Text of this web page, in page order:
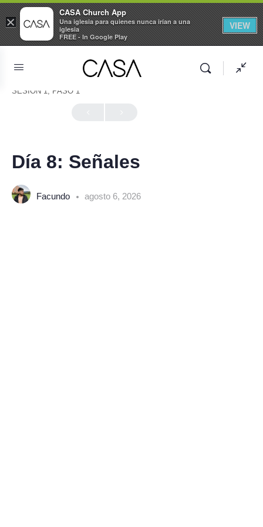
SESIÓN 1, PASO 1
Día 8: Señales
Facundo agosto 6, 2026
×
CASA Church App
Una iglesia para quienes nunca irían a una
iglesia
FREE - In Google Play
VIEW